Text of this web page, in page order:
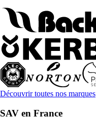
Découvrir toutes nos marques
SAV en France